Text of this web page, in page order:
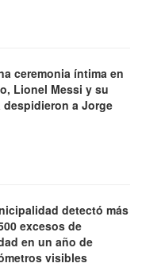
ceremonia íntima en
Lionel Messi y su
despidieron a Jorge
detectó más
excesos de
en un año de
visibles